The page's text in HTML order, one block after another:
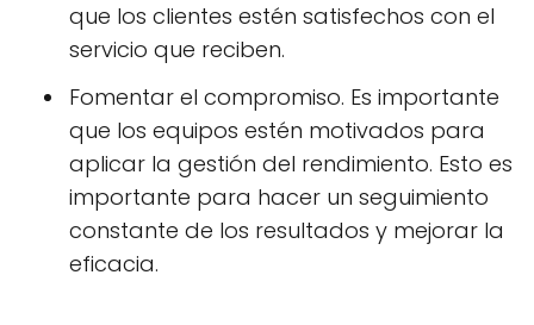
que los clientes estén satisfechos con el
servicio que reciben.
Fomentar el compromiso. Es importante
que los equipos estén motivados para
aplicar la gestión del rendimiento. Esto es
importante para hacer un seguimiento
constante de los resultados y mejorar la
eficacia.